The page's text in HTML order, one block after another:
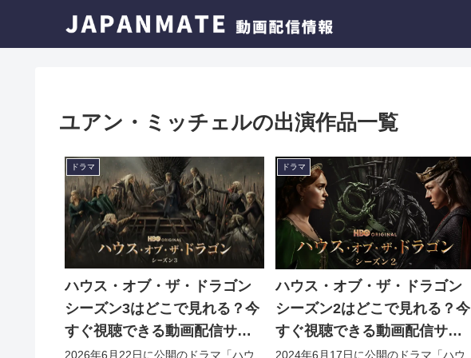
ユアン・ミッチェルの出演作品一覧
ドラマ
ハウス・オブ・ザ・ドラゴン
シーズン3はどこで見れる？今
すぐ視聴できる動画配信サー
ビスを紹介！
2026年6月22日に公開のドラマ「ハウ
ドラマ
ハウス・オブ・ザ・ドラゴン
シーズン2はどこで見れる？今
すぐ視聴できる動画配信サー
ビスを紹介！
2024年6月17日に公開のドラマ「ハウ